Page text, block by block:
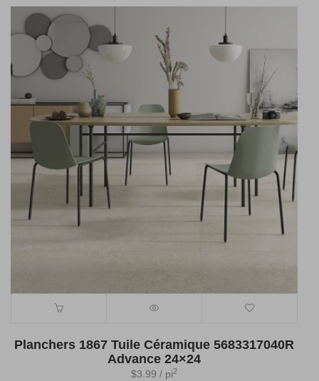
Planchers 1867 Tuile Céramique 5683317040R
Advance 24×24
$3.99 / pi2